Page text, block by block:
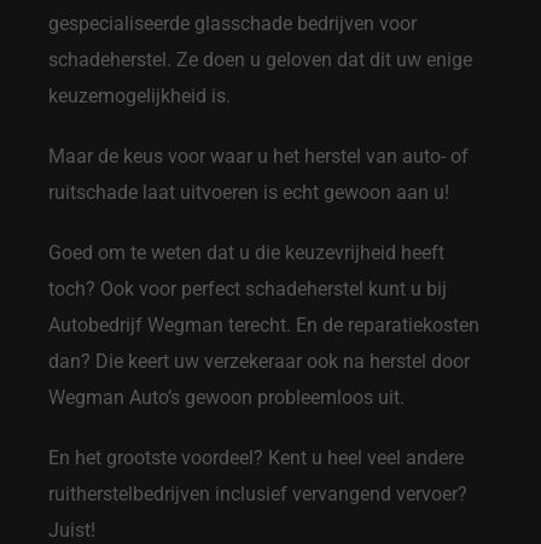
gespecialiseerde glasschade bedrijven voor
schadeherstel. Ze doen u geloven dat dit uw enige
keuzemogelijkheid is.
Maar de keus voor waar u het herstel van auto- of
ruitschade laat uitvoeren is echt gewoon aan u!
Goed om te weten dat u die keuzevrijheid heeft
toch? Ook voor perfect schadeherstel kunt u bij
Autobedrijf Wegman terecht. En de reparatiekosten
dan? Die keert uw verzekeraar ook na herstel door
Wegman Auto’s gewoon probleemloos uit.
En het grootste voordeel? Kent u heel veel andere
ruitherstelbedrijven inclusief vervangend vervoer?
Juist!